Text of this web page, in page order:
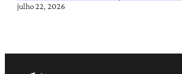
julho 22, 2026